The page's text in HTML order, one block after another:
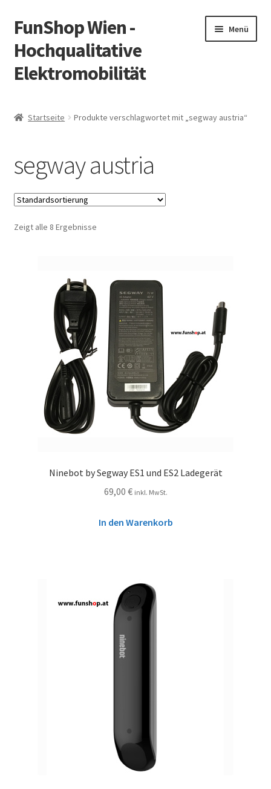
Zur
Navigation
springen
Zum
Inhalt
springen
FunShop Wien -
Hochqualitative
Elektromobilität
Menü
öffnen
Vorsicht Internetbetrug
Über FunShop
Impressum
Startseite Produkte verschlagwortet mit „segway austria“
segway austria
Zeigt alle 8 Ergebnisse
Ninebot by Segway ES1 und ES2 Ladegerät
69,00 € inkl. MwSt.
In den Warenkorb